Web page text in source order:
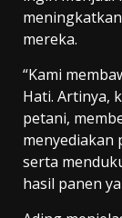
mereka.
“Kami
Hati. Artinya,
petani,
menyediakan
serta
hasil panen